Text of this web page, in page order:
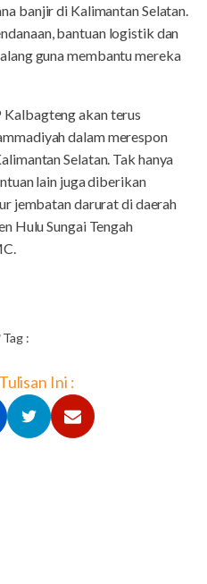
banjir di Kalimantan Selatan.
bantuan logistik dan
guna membantu mereka
akan terus
dalam merespon
Selatan. Tak hanya
lain juga diberikan
jembatan darurat di daerah
Hulu Sungai Tengah
Tag :
Ini :